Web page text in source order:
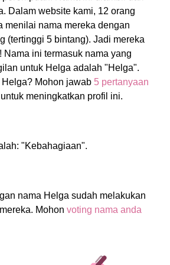
Dalam website kami, 12 orang
menilai nama mereka dengan
(tertinggi 5 bintang). Jadi mereka
Nama ini termasuk nama yang
untuk Helga adalah "Helga".
Mohon jawab 5 pertanyaan
untuk meningkatkan profil ini.
"Kebahagiaan".
nama Helga sudah melakukan
Mohon voting nama anda